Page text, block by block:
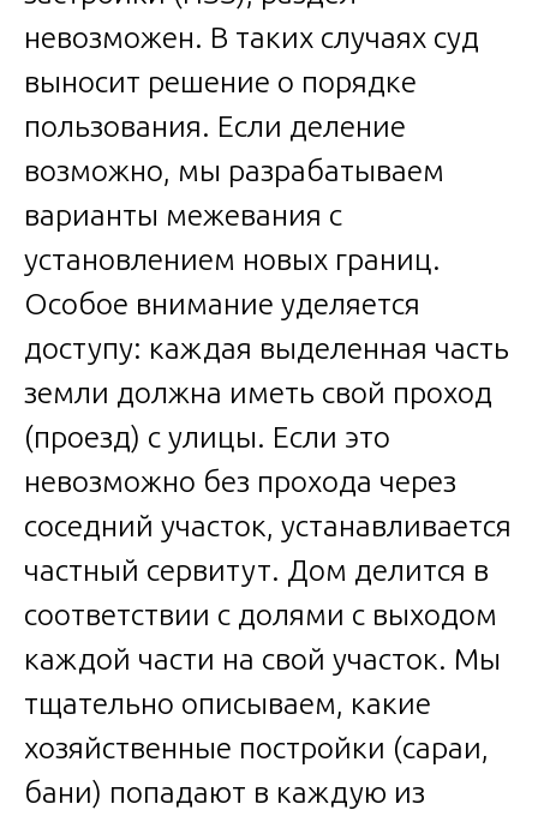
невозможен. В таких случаях суд
выносит решение о порядке
пользования. Если деление
возможно, мы разрабатываем
варианты межевания с
установлением новых границ.
Особое внимание уделяется
доступу: каждая выделенная часть
земли должна иметь свой проход
(проезд) с улицы. Если это
невозможно без прохода через
соседний участок, устанавливается
частный сервитут. Дом делится в
соответствии с долями с выходом
каждой части на свой участок. Мы
тщательно описываем, какие
хозяйственные постройки (сараи,
бани) попадают в каждую из